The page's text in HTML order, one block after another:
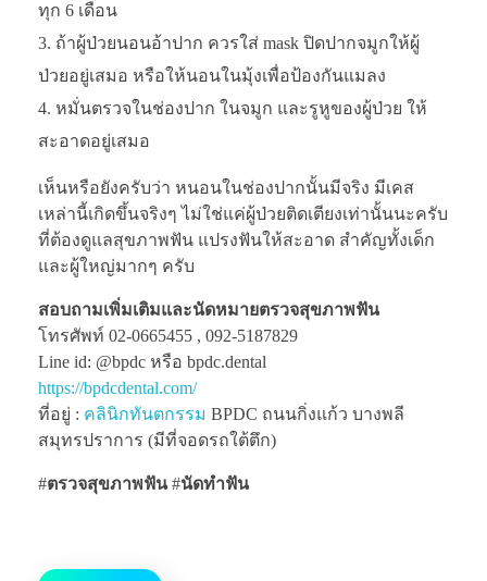
ทุก 6 เดือน
ถ้าผู้ป่วยนอนอ้าปาก ควรใส่ mask ปิดปากจมูกให้ผู้
ป่วยอยู่เสมอ หรือให้นอนในมุ้งเพื่อป้องกันแมลง
หมั่นตรวจในช่องปาก ในจมูก และรูหูของผู้ป่วย ให้
สะอาดอยู่เสมอ
เห็นหรือยังครับว่า หนอนในช่องปากนั้นมีจริง มีเคส
เหล่านี้เกิดขึ้นจริงๆ ไม่ใช่แค่ผู้ป่วยติดเตียงเท่านั้นนะครับ
ที่ต้องดูแลสุขภาพฟัน แปรงฟันให้สะอาด สำคัญทั้งเด็ก
และผู้ใหญ่มากๆ ครับ
สอบถามเพิ่มเติมและนัดหมายตรวจสุขภาพฟัน
โทรศัพท์ 02-0665455 , 092-5187829
Line id: @bpdc หรือ bpdc.dental
https://bpdcdental.com/
ที่อยู่ : คลินิกทันตกรรม BPDC ถนนกิ่งแก้ว บางพลี
สมุทรปราการ (มีที่จอดรถใต้ตึก)
#ตรวจสุขภาพฟัน#นัดทำฟัน